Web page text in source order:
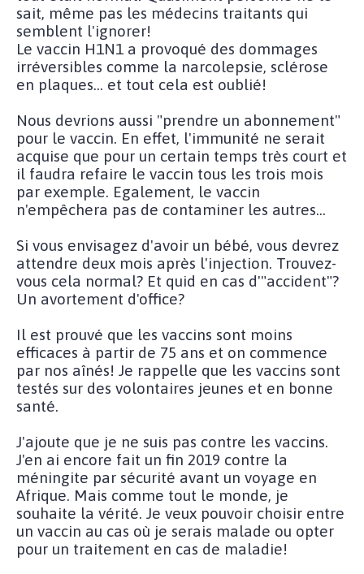
sait, même pas les médecins traitants qui
semblent l'ignorer!
Le vaccin H1N1 a provoqué des dommages
irréversibles comme la narcolepsie, sclérose
en plaques... et tout cela est oublié!
Nous devrions aussi "prendre un abonnement"
pour le vaccin. En effet, l'immunité ne serait
acquise que pour un certain temps très court et
il faudra refaire le vaccin tous les trois mois
par exemple. Egalement, le vaccin
n'empêchera pas de contaminer les autres...
Si vous envisagez d'avoir un bébé, vous devrez
attendre deux mois après l'injection. Trouvez-
vous cela normal? Et quid en cas d'"accident"?
Un avortement d'office?
Il est prouvé que les vaccins sont moins
efficaces à partir de 75 ans et on commence
par nos aînés! Je rappelle que les vaccins sont
testés sur des volontaires jeunes et en bonne
santé.
J'ajoute que je ne suis pas contre les vaccins.
J'en ai encore fait un fin 2019 contre la
méningite par sécurité avant un voyage en
Afrique. Mais comme tout le monde, je
souhaite la vérité. Je veux pouvoir choisir entre
un vaccin au cas où je serais malade ou opter
pour un traitement en cas de maladie!